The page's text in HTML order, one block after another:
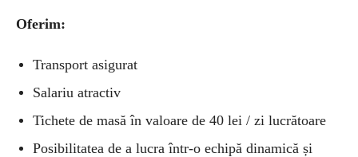
Oferim:
Transport asigurat
Salariu atractiv
Tichete de masă în valoare de 40 lei / zi lucrătoare
Posibilitatea de a lucra într-o echipă dinamică și